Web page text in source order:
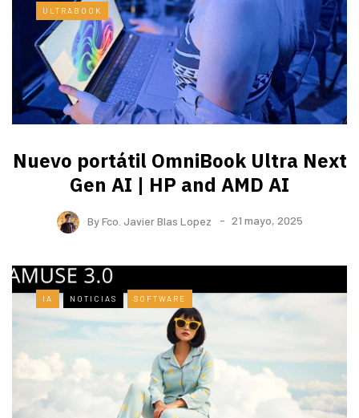
ULTRABOOK
Nuevo portátil OmniBook Ultra ​Next
Gen AI | HP and AMD AI
ByFco. Javier Blas Lopez 21 mayo, 2025
IA NOTICIAS SOFTWARE